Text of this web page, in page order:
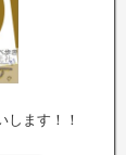
します！！